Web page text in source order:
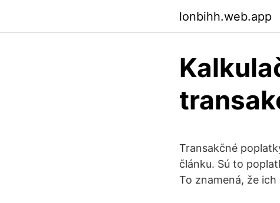
lonbihh.web.app
Transakčné
článku. Sú to
To znamená, že